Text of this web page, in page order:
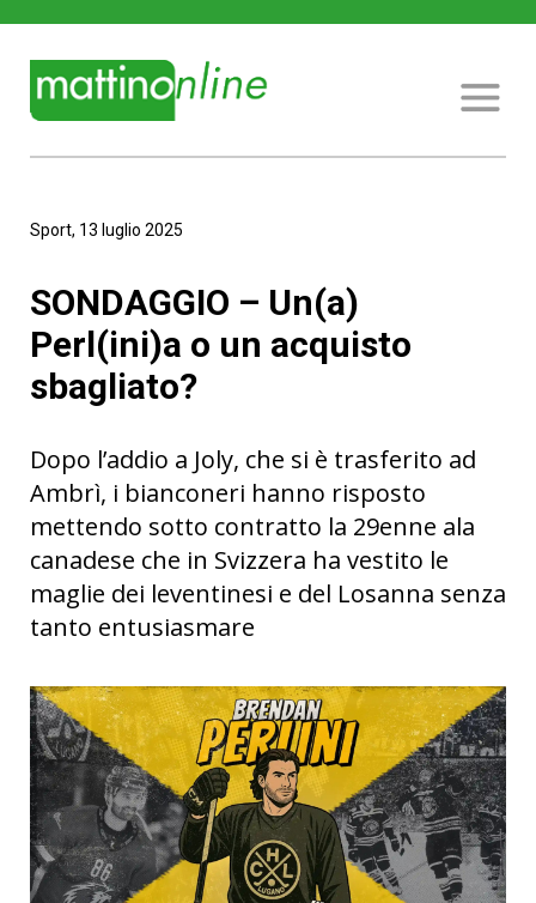
Sport, 13 luglio 2025
SONDAGGIO – Un(a)
Perl(ini)a o un acquisto
sbagliato?
Dopo l’addio a Joly, che si è trasferito ad
Ambrì, i bianconeri hanno risposto
mettendo sotto contratto la 29enne ala
canadese che in Svizzera ha vestito le
maglie dei leventinesi e del Losanna senza
tanto entusiasmare